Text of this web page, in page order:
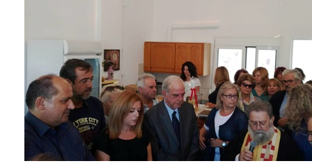
Απασχόλησης
Παιδιών
(Κ.Δ.Α.Π.)
Κέντρα
Ημερήσιας
Φροντίδας
Ηλικιωμένων
(Κ.Η.Φ.Η.)
Κ.Δ.Α.Π.Α.μεΑ.